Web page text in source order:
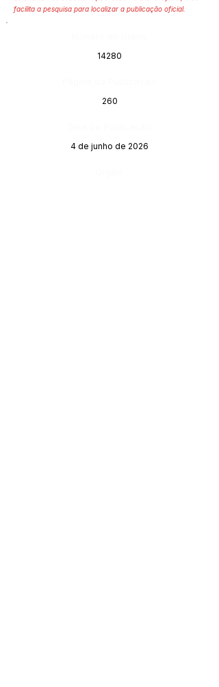
facilita a pesquisa para localizar a publicação oficial.
14280
260
4 de junho de 2026